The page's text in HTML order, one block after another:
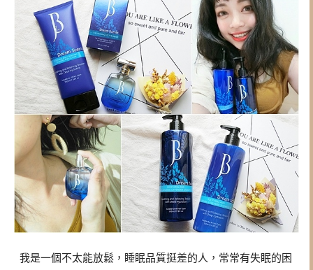
我是一個不太能放鬆，睡眠品質挺差的人，常常有失眠的困